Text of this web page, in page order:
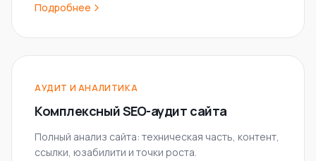
Подробнее
АУДИТ И АНАЛИТИКА
Комплексный SEO-аудит сайта
Полный анализ сайта: техническая часть, контент,
ссылки, юзабилити и точки роста.